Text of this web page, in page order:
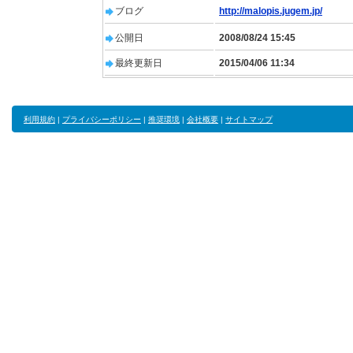
ブログ http://malopis.jugem.jp/
公開日 2008/08/24 15:45
最終更新日 2015/04/06 11:34
利用規約 | プライバシーポリシー | 推奨環境 | 会社概要 | サイトマップ